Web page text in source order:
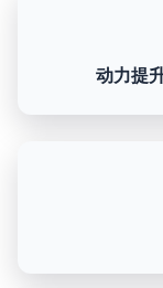
动力提